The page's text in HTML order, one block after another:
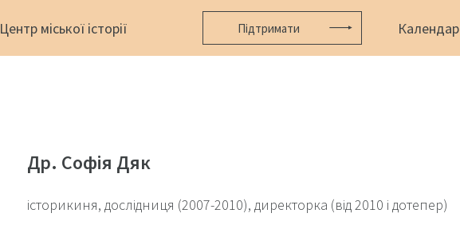
Центр міської історії Підтримати Календар
Др. Софія Дяк
історикиня, дослідниця (2007-2010), директорка (від 2010 і дотепер)